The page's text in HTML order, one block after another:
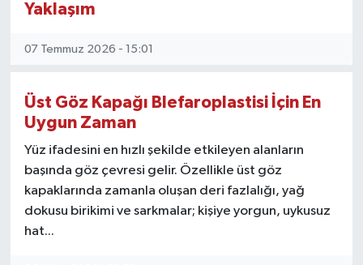
Yaklaşım
07 Temmuz 2026 - 15:01
Üst Göz Kapağı Blefaroplastisi İçin En
Uygun Zaman
Yüz ifadesini en hızlı şekilde etkileyen alanların
başında göz çevresi gelir. Özellikle üst göz
kapaklarında zamanla oluşan deri fazlalığı, yağ
dokusu birikimi ve sarkmalar; kişiye yorgun, uykusuz
hat...
KEMERBURGAZ
KÜLTÜR - SANAT
ÖZEL HABER
SAĞLIK
SPOR